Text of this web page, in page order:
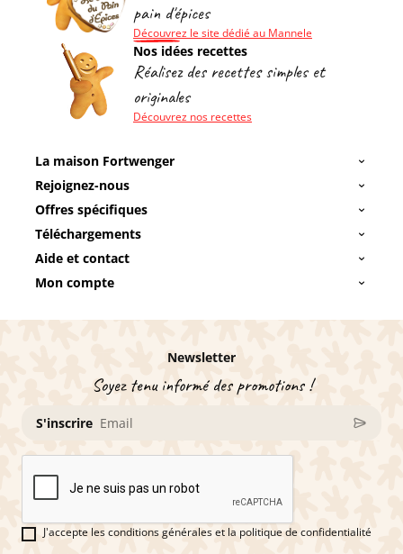
pain d'épices
Découvrez le site dédié au Mannele
Nos idées recettes
Réalisez des recettes simples et
originales
Découvrez nos recettes
La maison Fortwenger
Rejoignez-nous
Offres spécifiques
Téléchargements
Aide et contact
Mon compte
Newsletter
Soyez tenu informé des promotions !
S'inscrire
J'accepte les conditions générales et la politique de confidentialité